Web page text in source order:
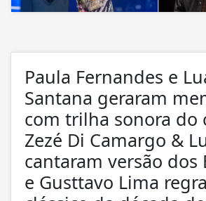
Paula Fernandes e
Santana geraram
com trilha sonora do
Zezé Di Camargo &
cantaram versão dos
e Gusttavo Lima